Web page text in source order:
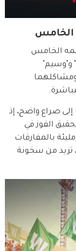
5 في موسمه الخامس
و"وسيم"
صراع واضح، إذ
الفوز في
بالمفارقات
تزيد من سخونة